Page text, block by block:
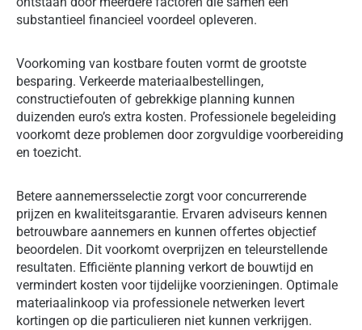
substantieel financieel voordeel opleveren.
Voorkoming van kostbare fouten vormt de grootste
besparing. Verkeerde materiaalbestellingen,
constructiefouten of gebrekkige planning kunnen
duizenden euro’s extra kosten. Professionele begeleiding
voorkomt deze problemen door zorgvuldige voorbereiding
en toezicht.
Betere aannemersselectie zorgt voor concurrerende
prijzen en kwaliteitsgarantie. Ervaren adviseurs kennen
betrouwbare aannemers en kunnen offertes objectief
beoordelen. Dit voorkomt overprijzen en teleurstellende
resultaten. Efficiënte planning verkort de bouwtijd en
vermindert kosten voor tijdelijke voorzieningen. Optimale
materiaalinkoop via professionele netwerken levert
kortingen op die particulieren niet kunnen verkrijgen.